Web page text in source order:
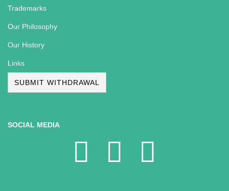
Trademarks
Our Philosophy
Our History
Links
SUBMIT WITHDRAWAL
SOCIAL MEDIA